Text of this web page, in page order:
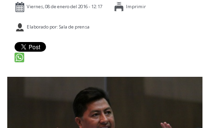
FISCALIZAMOS
PRENSA
PARTICIPACIÓN
RELACIONES INTERNACIONALES
AGENDA
Viernes, 08 de enero del 2016 - 12:17 Imprimir
Elaborado por: Sala de prensa